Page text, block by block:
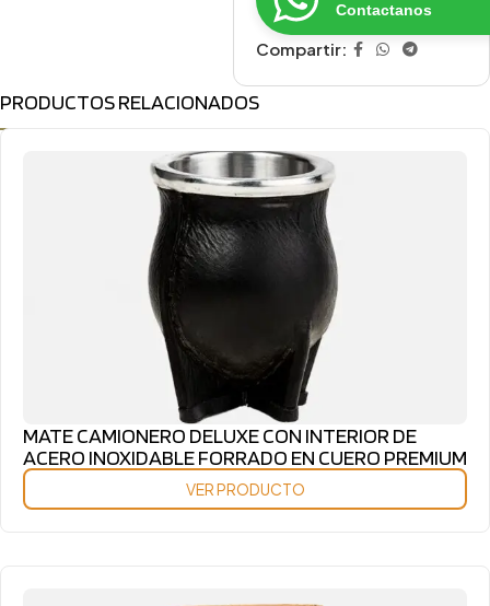
Contactanos
Compartir:
PRODUCTOS RELACIONADOS
MATE CAMIONERO DELUXE CON INTERIOR DE
ACERO INOXIDABLE FORRADO EN CUERO PREMIUM
VER PRODUCTO